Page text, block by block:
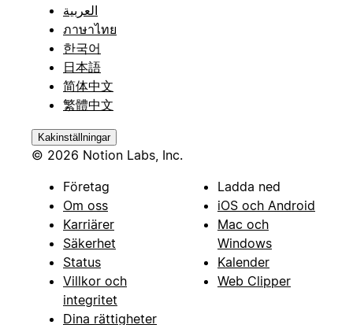
العربية
ภาษาไทย
한국어
日本語
简体中文
繁體中文
Kakinställningar
© 2026 Notion Labs, Inc.
Företag
Om oss
Karriärer
Säkerhet
Status
Villkor och
integritet
Dina rättigheter
Ladda ned
iOS och Android
Mac och
Windows
Kalender
Web Clipper